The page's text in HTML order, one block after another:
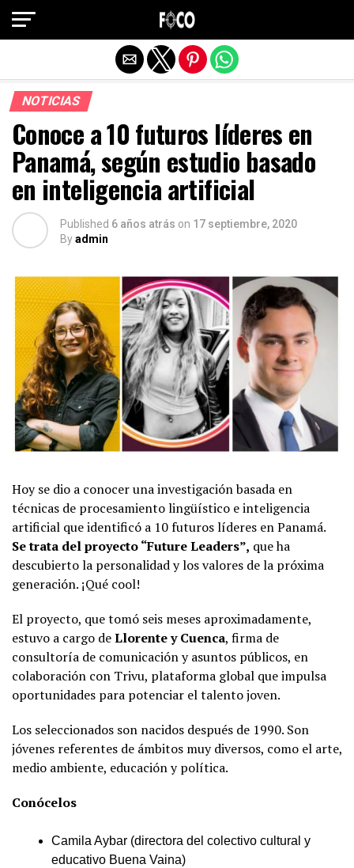
NOTICIAS
Conoce a 10 futuros líderes en
Panamá, según estudio basado
en inteligencia artificial
Published 6 años atrás on 17 septiembre, 2020
Byadmin
Hoy se dio a conocer una investigación basada en
técnicas de procesamiento lingüístico e inteligencia
artificial que identificó a 10 futuros líderes en Panamá.
Se trata del proyecto “Future Leaders”, que ha
descubierto la personalidad y los valores de la próxima
generación. ¡Qué cool!
El proyecto, que tomó seis meses aproximadamente,
estuvo a cargo deLlorente y Cuenca, firma de
consultoría de comunicación y asuntos públicos, en
colaboración con Trivu, plataforma global que impulsa
oportunidades para potenciar el talento joven.
Los seleccionados son nacidos después de 1990. Son
jóvenes referentes de ámbitos muy diversos, como el arte,
medio ambiente, educación y política.
Conócelos
Camila Aybar (directora del colectivo cultural y
educativo Buena Vaina)
Salir de la versión móvil